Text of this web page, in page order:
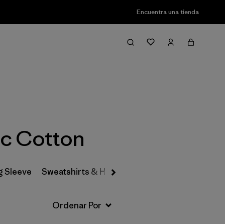
Encuentra una tienda
Filter & Sort
Cotton
Sleeve Sweatshirts & Hoodies